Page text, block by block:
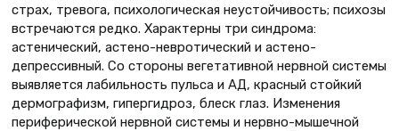
страх, тревога, психологическая неустойчивость; психозы
встречаются редко. Характерны три синдрома:
астенический, астено-невротический и астено-
депрессивный. Со стороны вегетативной нервной системы
выявляется лабильность пульса и АД, красный стойкий
дермографизм, гипергидроз, блеск глаз. Изменения
периферической нервной системы и нервно-мышечной